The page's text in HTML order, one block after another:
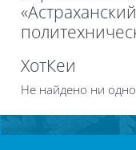
Блоки
ХотКеи
Не найдено ни